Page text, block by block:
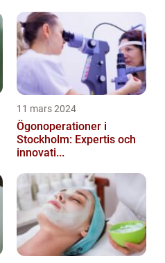
11 mars 2024
Ögonoperationer i
Stockholm: Expertis och
innovati...